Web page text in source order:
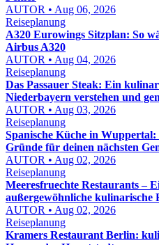
AUTOR • Aug 06, 2026
Reiseplanung
A320 Eurowings Sitzplan: So
Airbus A320
AUTOR • Aug 04, 2026
Reiseplanung
Das Passauer Steak: Ein
Niederbayern verstehen und
AUTOR • Aug 03, 2026
Reiseplanung
Spanische Küche in Wuppertal:
Gründe für deinen nächsten
AUTOR • Aug 02, 2026
Reiseplanung
Meeresfruechte Restaurants –
außergewöhnliche kulinarische
AUTOR • Aug 02, 2026
Reiseplanung
Kramers Restaurant Berlin: